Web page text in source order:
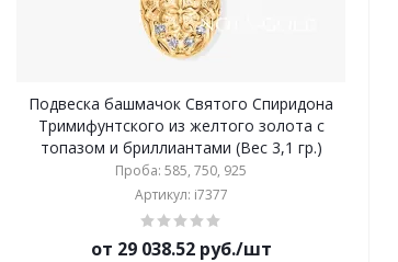
Подвеска башмачок Святого Спиридона
Тримифунтского из желтого золота с
топазом и бриллиантами (Вес 3,1 гр.)
Проба: 585, 750, 925
Артикул: i7377
от 29 038.52 руб./шт